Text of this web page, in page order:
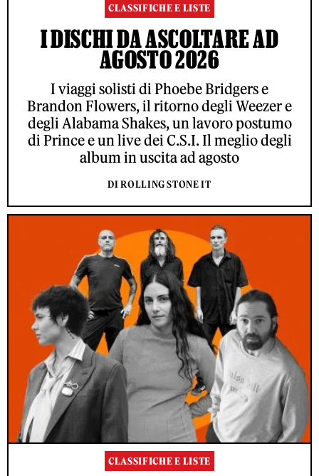
CLASSIFICHE E LISTE
I DISCHI DA ASCOLTARE AD
AGOSTO 2026
I viaggi solisti di Phoebe Bridgers e
Brandon Flowers, il ritorno degli Weezer e
degli Alabama Shakes, un lavoro postumo
di Prince e un live dei C.S.I. Il meglio degli
album in uscita ad agosto
DI ROLLING STONE IT
CLASSIFICHE E LISTE